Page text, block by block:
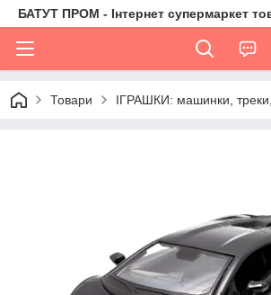
БАТУТ ПРОМ - Інтернет супермаркет
Товари ІГРАШКИ: машинки, треки,